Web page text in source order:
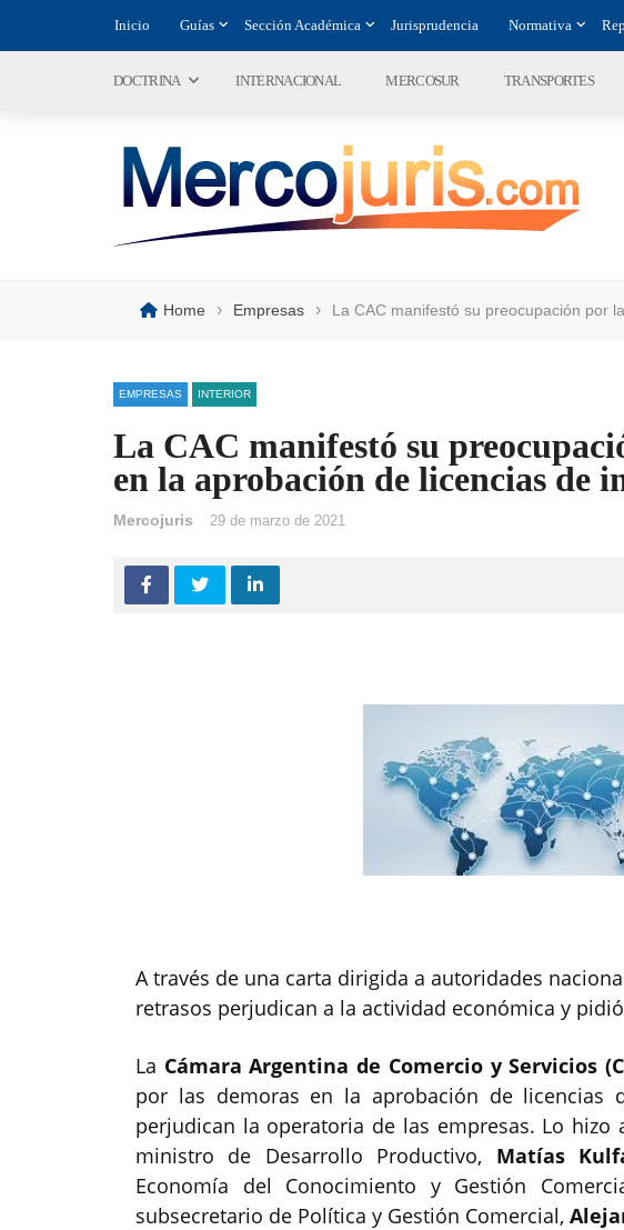
Inicio Guías Sección Académica Jurisprudencia Normativa
DOCTRINA INTERNACIONAL MERCOSUR TRANSPORTES
Home › Empresas › La CAC manifestó su preocupación por
EMPRESAS INTERIOR
La CAC manifestó su
en la aprobación de licencias de
Mercojuris 29 de marzo de 2021
A través de una carta dirigida a autoridades
retrasos perjudican a la actividad económica y
La Cámara Argentina de Comercio y Servicios
por las demoras en la aprobación de licencias
perjudican la operatoria de las empresas. Lo hizo
ministro de Desarrollo Productivo, Matías
Economía del Conocimiento y Gestión
subsecretario de Política y Gestión Comercial,